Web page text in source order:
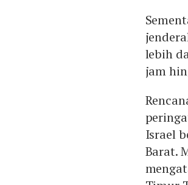
lebih
jam
Israel
Barat.